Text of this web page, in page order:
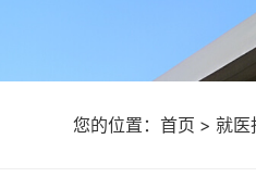
您的位置：首页 > 就医